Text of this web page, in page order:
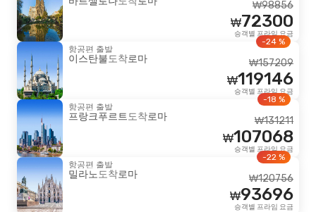
98856
₩
72300
₩
승객별 프라임 요금
항공편 출발
이스탄불도착로마
-24 %
157209
₩
119146
₩
승객별 프라임 요금
항공편 출발
프랑크푸르트도착로마
-18 %
131211
₩
107068
₩
승객별 프라임 요금
항공편 출발
밀라노도착로마
-22 %
120756
₩
93696
₩
승객별 프라임 요금